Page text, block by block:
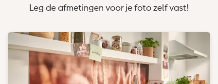
Leg de afmetingen voor je foto zelf vast!